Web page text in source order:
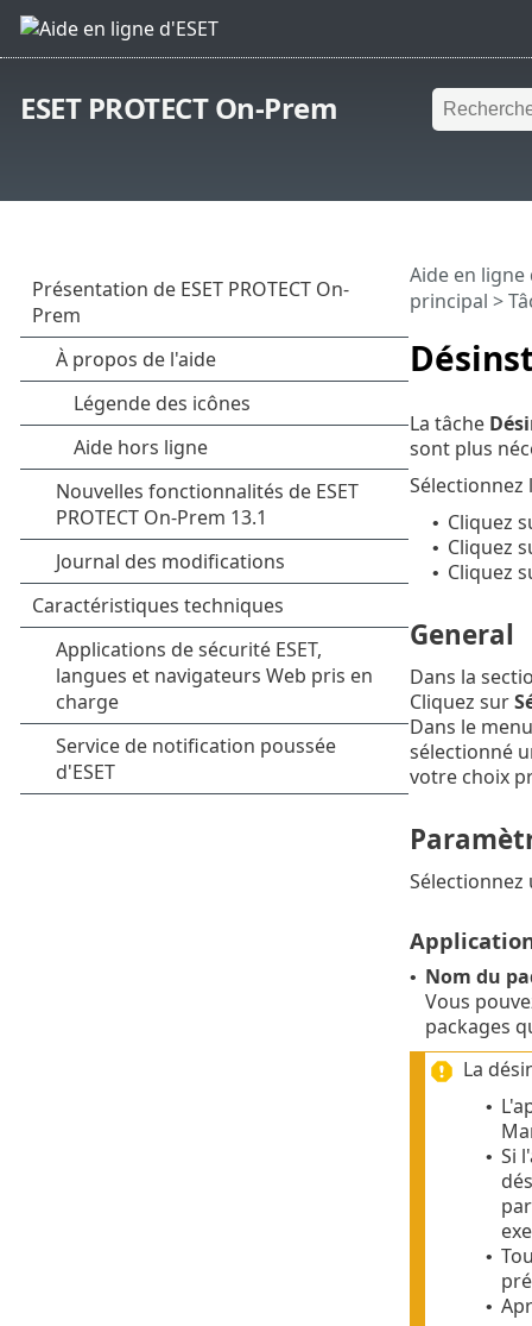
ESET PROTECT On-Prem
Aide en ligne
principal >
La tâche
sont plus
• Cliquez
• Cliquez
• Cliquez
General
Dans la
Cliquez sur
Dans le
sélectionné
votre choix
• Nom du
Vous
packages
La
•
• Si
•
•